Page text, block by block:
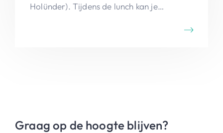
Holünder). Tijdens de lunch kan je
Graag op de hoogte blijven?